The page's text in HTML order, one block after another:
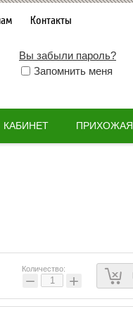
Контакты
Вы забыли пароль?
Запомнить меня
КАБИНЕТ ПРИХОЖАЯ
Количество:
− +